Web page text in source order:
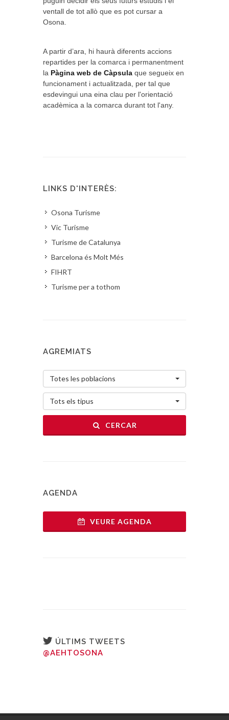
ventall de tot allò que es pot cursar a
Osona.
A partir d’ara, hi haurà diferents accions
repartides per la comarca i permanentment
la Pàgina web de Càpsula que segueix en
funcionament i actualitzada, per tal que
esdevingui una eina clau per l'orientació
acadèmica a la comarca durant tot l'any.
LINKS D'INTERÈS:
Osona Turisme
Vic Turisme
Turisme de Catalunya
Barcelona és Molt Més
FIHRT
Turisme per a tothom
AGREMIATS
Totes les poblacions
Tots els tipus
CERCAR
AGENDA
VEURE AGENDA
ÚLTIMS TWEETS
@AEHTOSONA